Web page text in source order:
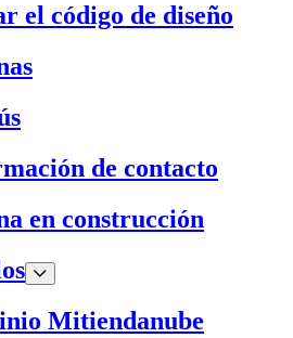
el código de diseño
de contacto
en construcción
Mitiendanube